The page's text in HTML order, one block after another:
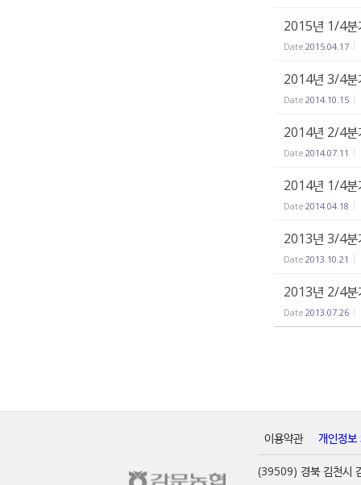
2015년 1/4분
Date 2015.04.17
2014년 3/4분
Date 2014.10.15
2014년 2/4분
Date 2014.07.11
2014년 1/4분
Date 2014.04.18
2013년 3/4분
Date 2013.10.21
2013년 2/4분
Date 2013.07.26
이용약관 개인정보
(39509) 경북 김천시